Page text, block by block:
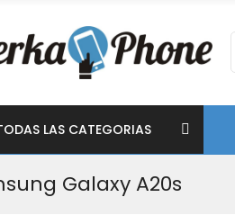
LAS CATEGORIAS
Galaxy A20s